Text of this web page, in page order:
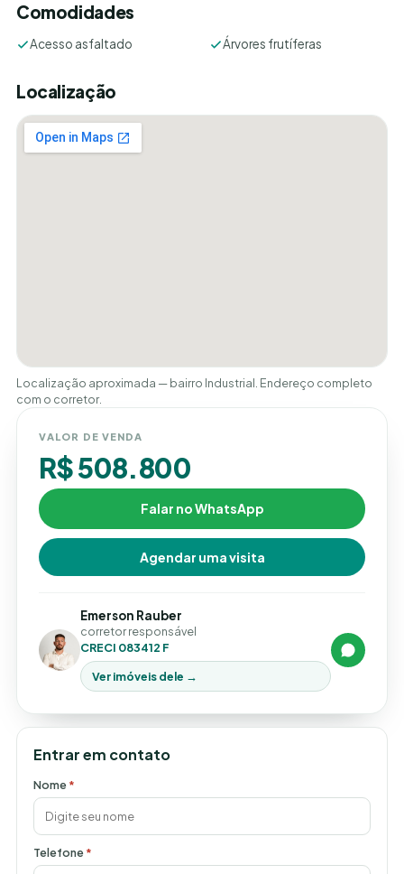
Comodidades
Acesso asfaltado Árvores frutíferas
Localização
Localização aproximada — bairro Industrial. Endereço completo
com o corretor.
VALOR DE VENDA
R$ 508.800
Falar no WhatsApp
Agendar uma visita
Emerson Rauber
corretor responsável
CRECI 083412 F
Ver imóveis dele →
Entrar em contato
Nome*
Telefone*